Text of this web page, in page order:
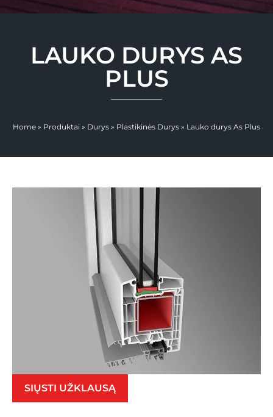
LAUKO DURYS AS
PLUS
Home » Produktai » Durys » Plastikinės Durys » Lauko durys As Plus
SIŲSTI UŽKLAUSĄ